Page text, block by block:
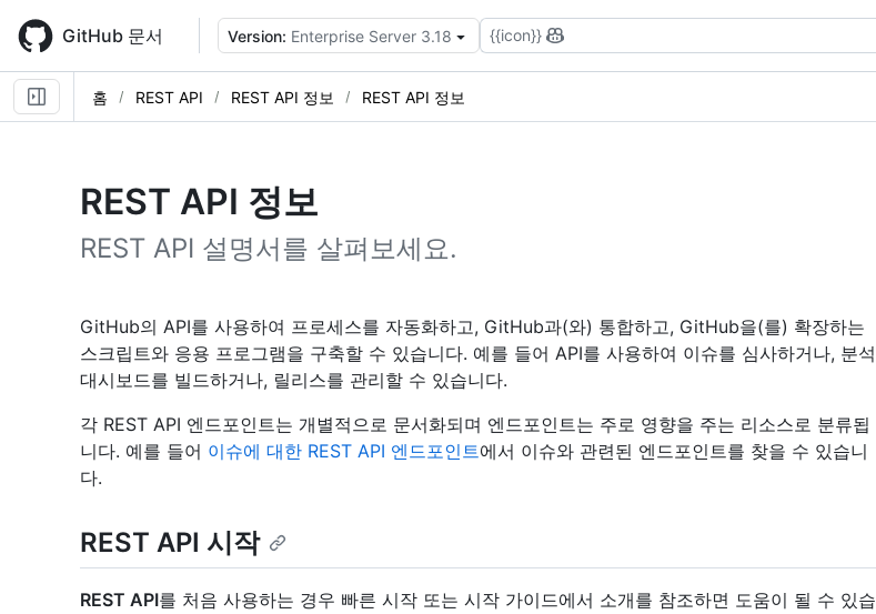
main
content
GitHub 문서 Version: Enterprise Server 3.18 {{icon}}
홈 REST API REST API 정보 REST API 정보
REST API 정보
REST API 설명서를 살펴보세요.
GitHub의 API를 사용하여 프로세스를 자동화하고, GitHub과(와) 통합하고, GitHub을(를) 확장하는
스크립트와 응용 프로그램을 구축할 수 있습니다. 예를 들어 API를 사용하여 이슈를 심사하거나, 분석
대시보드를 빌드하거나, 릴리스를 관리할 수 있습니다.
각 REST API 엔드포인트는 개별적으로 문서화되며 엔드포인트는 주로 영향을 주는 리소스로 분류됩
니다. 예를 들어 이슈에 대한 REST API 엔드포인트에서 이슈와 관련된 엔드포인트를 찾을 수 있습니
다.
REST API 시작
REST API를 처음 사용하는 경우 빠른 시작 또는 시작 가이드에서 소개를 참조하면 도움이 될 수 있습